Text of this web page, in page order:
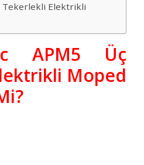
Tekerlekli Elektrikli
APM5 Üç
Moped